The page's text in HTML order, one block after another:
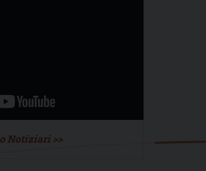
Notiziari >>